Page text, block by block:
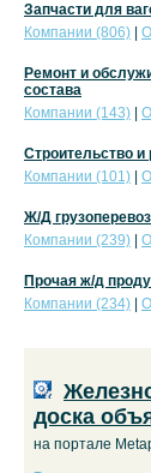
Запчасти для
Компании (806)
Ремонт и
состава
Компании (143)
Строительство
Компании (101)
Ж/Д
Компании (239)
Прочая ж/д
Компании (234)
доска
на портале